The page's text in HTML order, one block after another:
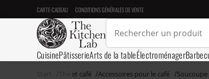
CARTE-CADEAU CONDITIONS GÉNÉRALES DE VENTE
CuisinePâtisserieArts de la tableÉlectroménager
Start Thé et café Accessoires pour le café Soucoupe